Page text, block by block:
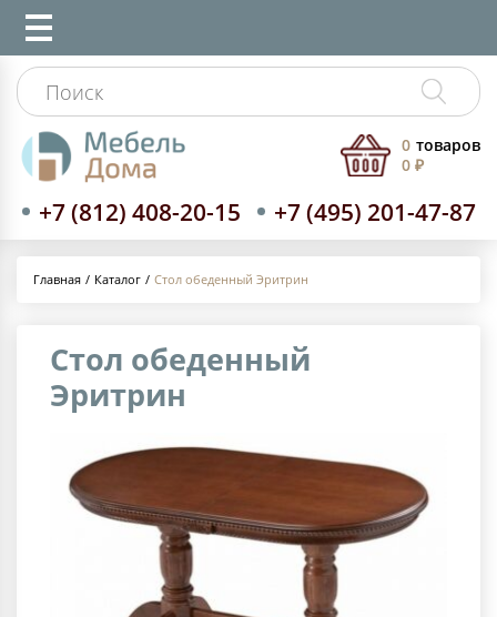
+7 (812) 408-20-15 +7 (495) 201-47-87
0 товаров
0 ₽
Главная Каталог Стол обеденный Эритрин
Стол обеденный
Эритрин